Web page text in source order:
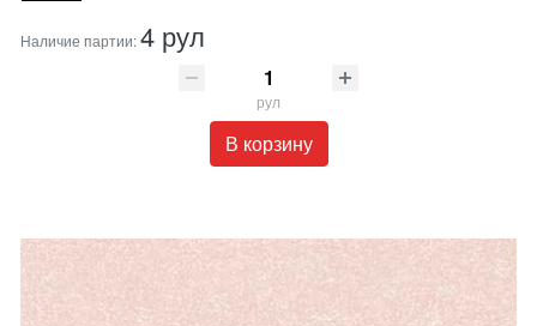
Наличие партии:4 рул
рул
В корзину